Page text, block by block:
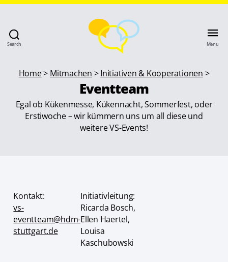
Search Menu
Home> Mitmachen >Initiativen & Kooperationen >
Eventteam
Egal ob Kükenmesse, Kükennacht, Sommerfest, oder
Erstiwoche – wir kümmern uns um all diese und
weitere VS-Events!
Kontakt:
vs-
eventteam@hdm-
stuttgart.de
Initiativleitung:
Ricarda Bosch,
Ellen Haertel,
Louisa
Kaschubowski